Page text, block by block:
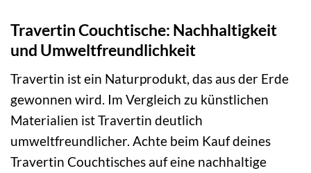
Travertin Couchtische: Nachhaltigkeit
und Umweltfreundlichkeit
Travertin ist ein Naturprodukt, das aus der Erde
gewonnen wird. Im Vergleich zu künstlichen
Materialien ist Travertin deutlich
umweltfreundlicher. Achte beim Kauf deines
Travertin Couchtisches auf eine nachhaltige